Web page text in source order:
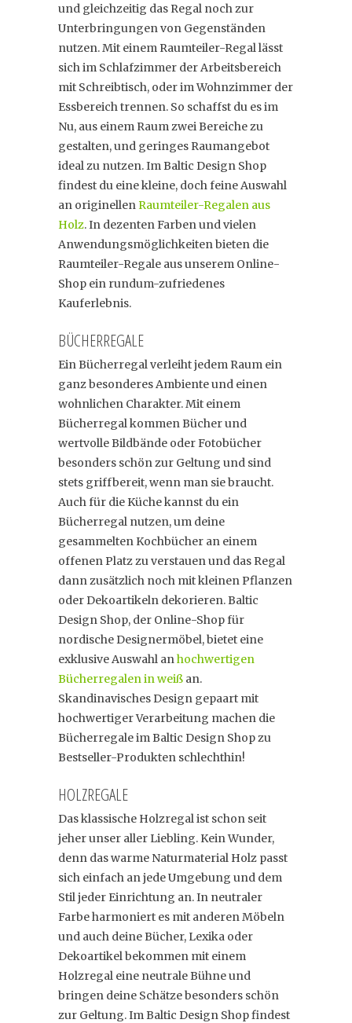
und gleichzeitig das Regal noch zur
Unterbringungen von Gegenständen
nutzen. Mit einem Raumteiler-Regal lässt
sich im Schlafzimmer der Arbeitsbereich
mit Schreibtisch, oder im Wohnzimmer der
Essbereich trennen. So schaffst du es im
Nu, aus einem Raum zwei Bereiche zu
gestalten, und geringes Raumangebot
ideal zu nutzen. Im Baltic Design Shop
findest du eine kleine, doch feine Auswahl
an originellenRaumteiler-Regalen aus
Holz. In dezenten Farben und vielen
Anwendungsmöglichkeiten bieten die
Raumteiler-Regale aus unserem Online-
Shop ein rundum-zufriedenes
Kauferlebnis.
BÜCHERREGALE
Ein Bücherregal verleiht jedem Raum ein
ganz besonderes Ambiente und einen
wohnlichen Charakter. Mit einem
Bücherregal kommen Bücher und
wertvolle Bildbände oder Fotobücher
besonders schön zur Geltung und sind
stets griffbereit, wenn man sie braucht.
Auch für die Küche kannst du ein
Bücherregal nutzen, um deine
gesammelten Kochbücher an einem
offenen Platz zu verstauen und das Regal
dann zusätzlich noch mit kleinen Pflanzen
oder Dekoartikeln dekorieren. Baltic
Design Shop, der Online-Shop für
nordische Designermöbel, bietet eine
exklusive Auswahl anhochwertigen
Bücherregalen in weiß an.
Skandinavisches Design gepaart mit
hochwertiger Verarbeitung machen die
Bücherregale im Baltic Design Shop zu
Bestseller-Produkten schlechthin!
HOLZREGALE
Das klassische Holzregal ist schon seit
jeher unser aller Liebling. Kein Wunder,
denn das warme Naturmaterial Holz passt
sich einfach an jede Umgebung und dem
Stil jeder Einrichtung an. In neutraler
Farbe harmoniert es mit anderen Möbeln
und auch deine Bücher, Lexika oder
Dekoartikel bekommen mit einem
Holzregal eine neutrale Bühne und
bringen deine Schätze besonders schön
zur Geltung. Im Baltic Design Shop findest